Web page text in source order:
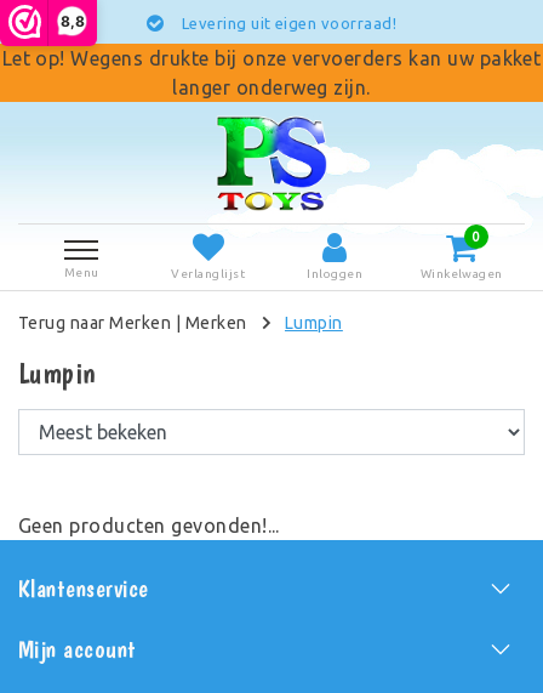
8,8 Levering uit eigen voorraad!
Let op! Wegens drukte bij onze vervoerders kan uw pakket
langer onderweg zijn.
Menu Verlanglijst Inloggen
0
Winkelwagen
Terug naar Merken | Merken Lumpin
Lumpin
Geen producten gevonden!...
Klantenservice
Mijn account